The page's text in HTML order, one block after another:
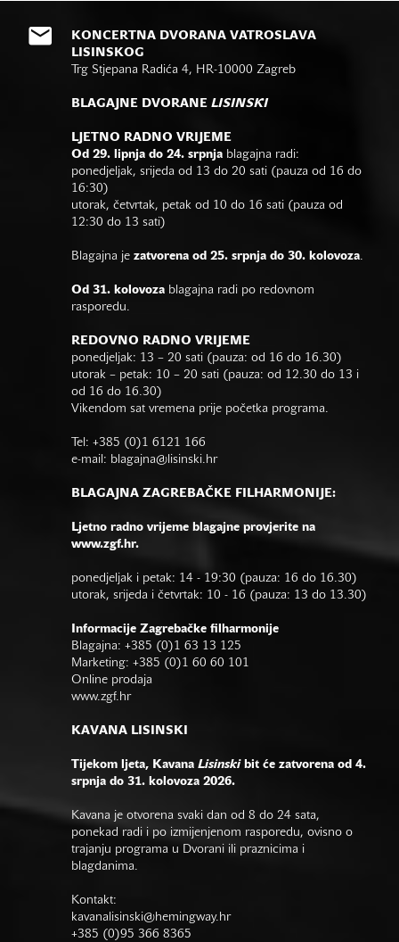
KONCERTNA DVORANA VATROSLAVA
LISINSKOG
Trg Stjepana Radića 4, HR-10000 Zagreb
BLAGAJNE DVORANE LISINSKI
LJETNO RADNO VRIJEME
Od 29. lipnja do 24. srpnja blagajna radi:
ponedjeljak, srijeda od 13 do 20 sati (pauza od 16 do
16:30)
utorak, četvrtak, petak od 10 do 16 sati (pauza od
12:30 do 13 sati)
Blagajna je zatvorena od 25. srpnja do 30. kolovoza.
Od 31. kolovoza blagajna radi po redovnom
rasporedu.
REDOVNO RADNO VRIJEME
ponedjeljak: 13 – 20 sati (pauza: od 16 do 16.30)
utorak – petak: 10 – 20 sati (pauza: od 12.30 do 13 i
od 16 do 16.30)
Vikendom sat vremena prije početka programa.
Tel: +385 (0)1 6121 166
e-mail: blagajna@lisinski.hr
BLAGAJNA ZAGREBAČKE FILHARMONIJE:
Ljetno radno vrijeme blagajne provjerite na
www.zgf.hr.
ponedjeljak i petak: 14 - 19:30 (pauza: 16 do 16.30)
utorak, srijeda i četvrtak: 10 - 16 (pauza: 13 do 13.30)
Informacije Zagrebačke filharmonije
Blagajna: +385 (0)1 63 13 125
Marketing: +385 (0)1 60 60 101
Online prodaja
www.zgf.hr
KAVANA LISINSKI
Tijekom ljeta, Kavana Lisinski bit će zatvorena od 4.
srpnja do 31. kolovoza 2026.
Kavana je otvorena svaki dan od 8 do 24 sata,
ponekad radi i po izmijenjenom rasporedu, ovisno o
trajanju programa u Dvorani ili praznicima i
blagdanima.
Kontakt:
kavanalisinski@hemingway.hr
+385 (0)95 366 8365